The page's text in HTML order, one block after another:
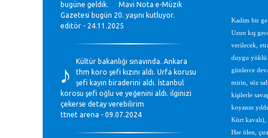
bugüne geldik. Mavi Nota e-Müzik
Gazetesi bugün 20. yaşını kutluyor.
editör - 24.11.2025
♪
Kültür bakanlığı sınavında. Ankara
thm koro şefi kızını aldı. Urfa korusu
şefi kayın biraderini aldı. İstanbul
korosu şefi oğlu ve yeğenini aldı. ilginizi
çekerse detay verebilirim
ttnet arena - 09.07.2024
Kadim bir
Uzun kış
verilecek,
duygu yüklü
günlerce
mirin, söz
kişilerle
koyanın
Kürt kavalı),
Her ölen,